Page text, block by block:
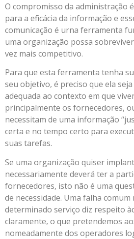
O compromisso da administração
para a eficácia da informação e
comunicação é urna ferramenta
uma organização possa
vez mais competitivo.
Para que esta ferramenta tenha
seu objetivo, é preciso que ela
adequada ao contexto em que
principalmente os fornecedores,
necessitam de uma informação
certa e no tempo certo para
suas tarefas.
Se uma organização quiser
necessariamente deverá ter a
fornecedores, isto não é uma
de necessidade. Uma falha
determinado serviço diz respeito
claramente, o que pretendemos
nomeadamente dos operadores